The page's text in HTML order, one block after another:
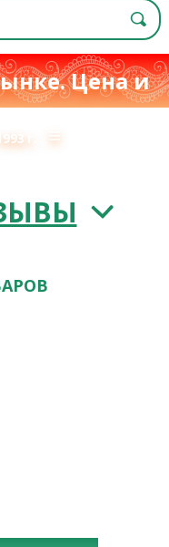
Цена и
г. ≡